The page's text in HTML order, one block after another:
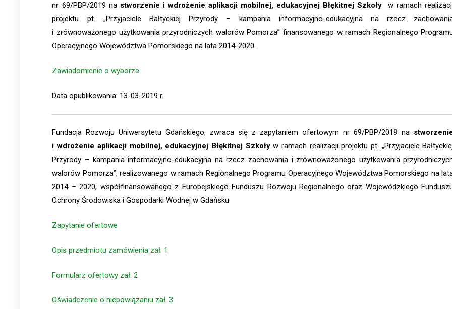
nr 69/PBP/2019 na stworzenie i wdrożenie aplikacji mobilnej, edukacyjnej Błękitnej Szkoły
w ramach
projektu pt. „Przyjaciele Bałtyckiej Przyrody – kampania informacyjno-edukacyjna na rzecz
i zrównoważonego użytkowania przyrodniczych walorów Pomorza” finansowanego w ramach Regionalnego
Operacyjnego Województwa Pomorskiego na lata 2014-2020.
Zawiadomienie o wyborze
Data opublikowania: 13-03-2019 r.
Fundacja Rozwoju Uniwersytetu Gdańskiego, zwraca się z zapytaniem ofertowym nr 69/PBP/2019 na
i wdrożenie aplikacji mobilnej, edukacyjnej Błękitnej Szkoływ ramach realizacji projektu pt. „Przyjaciele
Przyrody – kampania informacyjno-edukacyjna na rzecz zachowania i zrównoważonego użytkowania
walorów Pomorza”, realizowanego w ramach Regionalnego Programu Operacyjnego Województwa Pomorskiego na
2014 – 2020, współfinansowanego z Europejskiego Funduszu Rozwoju Regionalnego oraz Wojewódzkiego
Ochrony Środowiska i Gospodarki Wodnej w Gdańsku.
Zapytanie ofertowe
Opis przedmiotu zamówienia zał. 1
Formularz ofertowy zał. 2
Oświadczenie o niepowiązaniu zał. 3